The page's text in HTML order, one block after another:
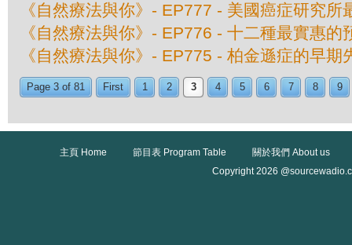
《自然療法與你》- EP777 - 美國癌症研究所
《自然療法與你》- EP776 - 十二種最實惠的
《自然療法與你》- EP775 - 柏金遜症的早期
Page 3 of 81 First 1 2 3 4 5 6 7 8 9
主頁 Home 節目表 Program Table
關於我們 About us
Copyright 2026